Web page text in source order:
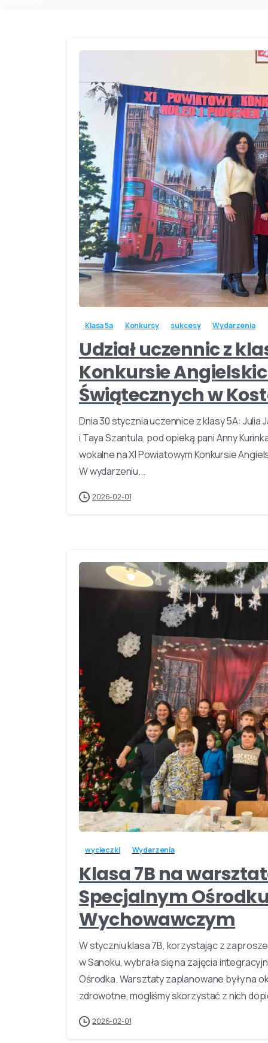
Klasa 5a Konkursy sukcesy Wydarzenia
Udział uczennic z
Konkursie
Świątecznych w
Dnia 30 stycznia uczennice z klasy 5A: Julia
i Taya Szantula, pod opieką pani Anny
wokalne na XI Powiatowym Konkursie
W wydarzeniu...
2026-02-01
wycieczki Wydarzenia
Klasa 7B na
Specjalnym
Wychowawczym
W styczniu klasa 7B, korzystając z
w Sanoku, wybrała się na zajęcia
Ośrodka. Warsztaty zaplanowane były na
zdrowotne, mogliśmy skorzystać z nich
2026-02-01